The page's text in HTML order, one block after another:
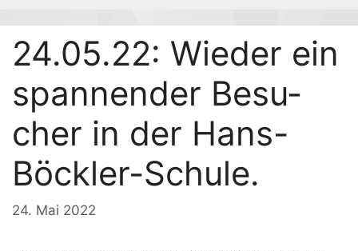
24.05.22: Wie­der ein
span­nen­der Besu­
cher in der Hans-
Böckler-Schule.
24. Mai 2022